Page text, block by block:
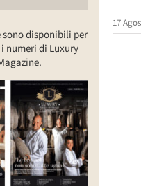
17
sono disponibili per
numeri di Luxury